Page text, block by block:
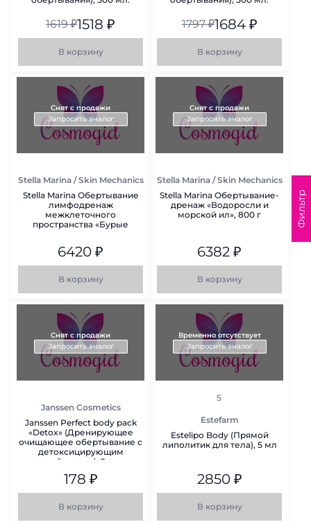
1619₽1518 ₽
В корзину
1797₽1684₽
В корзину
Снят с продажи
Запросить аналог
Stella Marina / Skin Mechanics
Stella Marina Обертывание
лимфодренаж
межклеточного
пространства «Бурые
6420 ₽
В корзину
Снят с продажи
Запросить аналог
Stella Marina / Skin Mechanics
Stella Marina Обертывание-
дренаж «Водоросли и
морской ил», 800 г
6382 ₽
В корзину
Снят с продажи
Запросить аналог
Janssen Cosmetics
Janssen Perfect body pack
«Detox» (Дренирующее
очищающее обертывание с
детоксицирующим
действием), 2 кг
178 ₽
В корзину
Временно отсутствует
Запросить аналог
рейтинг
5
Estefarm
Estelipo Body (Прямой
липолитик для тела), 5 мл
2850₽
В корзину
Фильтр